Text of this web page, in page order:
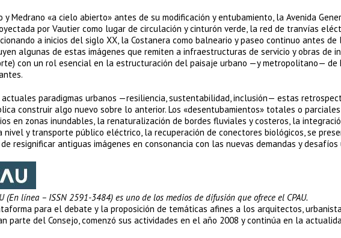
y Medrano «a cielo abierto» antes de su modificación y entubamiento, la Avenida
por Vautier como lugar de circulación y cinturón verde, la red de tranvías
a inicios del siglo XX, la Costanera como balneario y paseo continuo antes
algunas de estas imágenes que remiten a infraestructuras de servicio y obras de
con un rol esencial en la estructuración del paisaje urbano —y metropolitano— de
paradigmas urbanos —resiliencia, sustentabilidad, inclusión— estas
construir algo nuevo sobre lo anterior. Los «desentubamientos» totales o
en zonas inundables, la renaturalización de bordes fluviales y costeros, la
nivel y transporte público eléctrico, la recuperación de conectores biológicos, se
resignificar antiguas imágenes en consonancia con las nuevas demandas y desafíos
(En línea – ISSN 2591-3484) es uno de los medios de difusión que ofrece el CPAU.
para el debate y la proposición de temáticas afines a los arquitectos,
parte del Consejo, comenzó sus actividades en el año 2008 y continúa en la